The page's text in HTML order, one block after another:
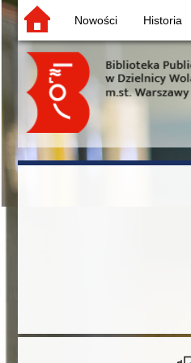
Nowości Historia